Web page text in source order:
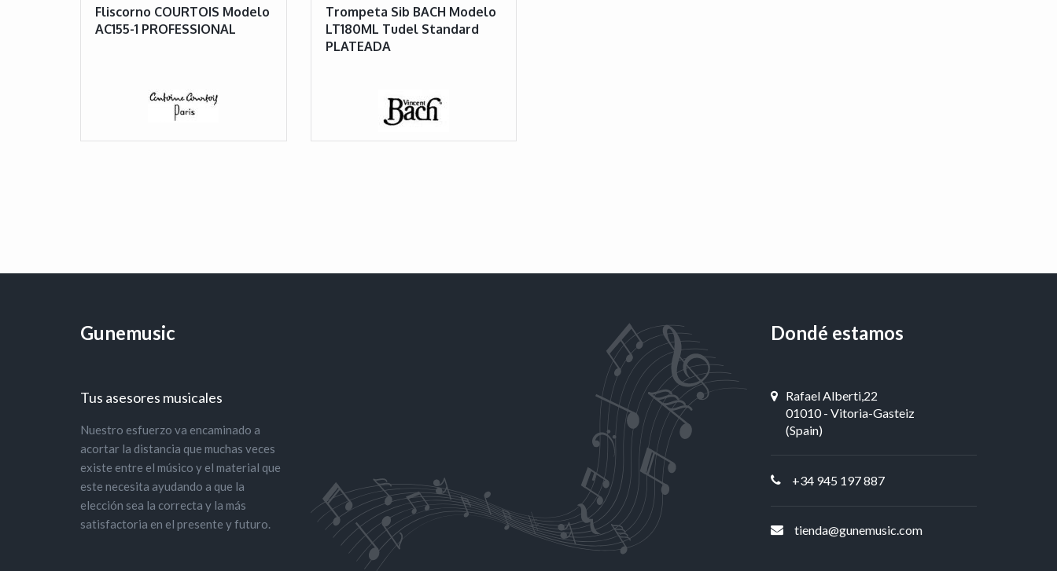
Fliscorno COURTOIS Modelo
AC155-1 PROFESSIONAL
Trompeta Sib BACH Modelo
LT180ML Tudel Standard
PLATEADA
Gunemusic
Tus asesores musicales
Nuestro esfuerzo va encaminado a
acortar la distancia que muchas veces
existe entre el músico y el material que
este necesita ayudando a que la
elección sea la correcta y la más
satisfactoria en el presente y futuro.
Dondé estamos
Rafael Alberti,22
01010 - Vitoria-Gasteiz
(Spain)
+34 945 197 887
tienda@gunemusic.com